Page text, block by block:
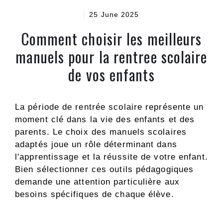
25 June 2025
Comment choisir les meilleurs
manuels pour la rentree scolaire
de vos enfants
La période de rentrée scolaire représente un
moment clé dans la vie des enfants et des
parents. Le choix des manuels scolaires
adaptés joue un rôle déterminant dans
l'apprentissage et la réussite de votre enfant.
Bien sélectionner ces outils pédagogiques
demande une attention particulière aux
besoins spécifiques de chaque élève.